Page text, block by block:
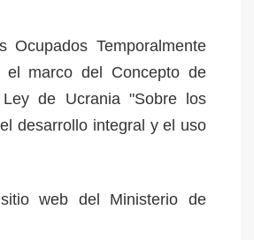
Temporalmente
marco del Concepto de
de Ucrania "Sobre los
desarrollo integral y el uso
web del Ministerio de